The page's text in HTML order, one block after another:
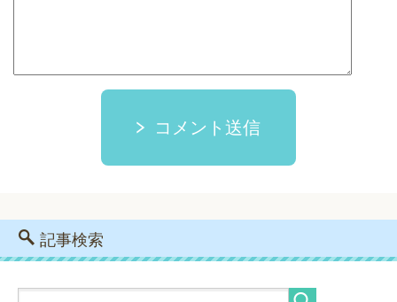
コメント送信
記事検索